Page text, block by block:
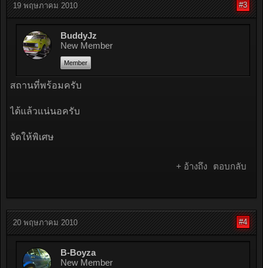
19 พฤษภาคม 2010 #3
BuddyJz
New Member
Member
สถานที่พร้อมครับ
ได้แล้วแน่นอครับ
จัดให้พิเศษ
+ อ้างถึง ตอบกลับ
20 พฤษภาคม 2010 #4
B-Boyza
New Member